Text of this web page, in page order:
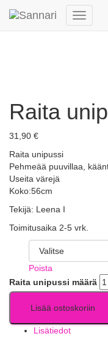
Raita
31,90 €
Raita unipussi
Pehmeää puuvillaa,
Useita värejä
Koko:56cm
Tekijä: Leena I
Toimitusaika 2-5 vrk.
Poista
Raita unipussi määrä
Lisää ostoskoriin
Lisätiedot